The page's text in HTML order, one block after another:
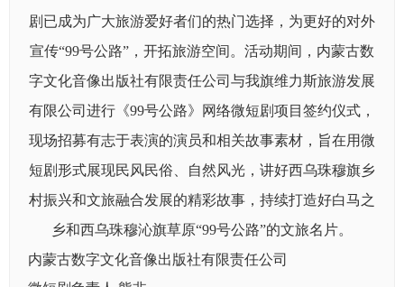
剧已成为广大旅游爱好者们的热门选择，为更好的对外
宣传“99号公路”，开拓旅游空间。活动期间，内蒙古数
字文化音像出版社有限责任公司与我旗维力斯旅游发展
有限公司进行《99号公路》网络微短剧项目签约仪式，
现场招募有志于表演的演员和相关故事素材，旨在用微
短剧形式展现民风民俗、自然风光，讲好西乌珠穆旗乡
村振兴和文旅融合发展的精彩故事，持续打造好白马之
乡和西乌珠穆沁旗草原“99号公路”的文旅名片。
内蒙古数字文化音像出版社有限责任公司